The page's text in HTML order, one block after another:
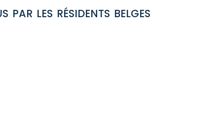
par les résidents belges